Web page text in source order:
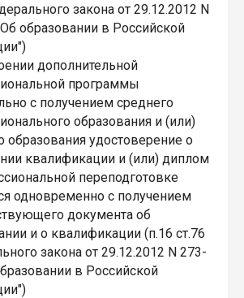
закона от 29.12.2012 N
образовании в Российской
дополнительной
программы
с получением среднего
образования и (или)
удостоверение о
квалификации и (или) диплом
переподготовке
одновременно с получением
документа об
и о квалификации (п.16 ст.76
закона от 29.12.2012 N 273-
в Российской